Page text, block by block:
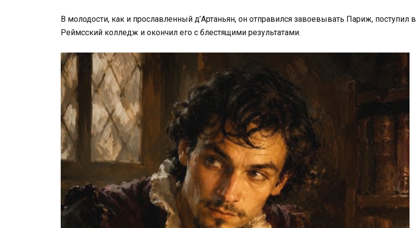
В молодости, как и прославленный д’Артаньян, он отправился завоевывать Париж, поступил в
Реймсский колледж и окончил его с блестящими результатами.